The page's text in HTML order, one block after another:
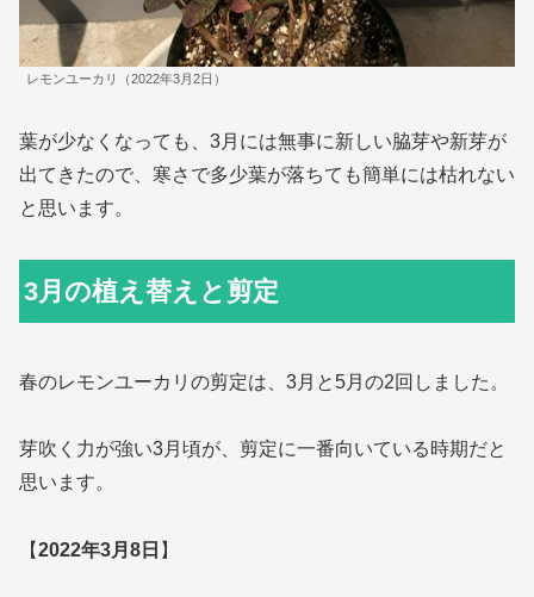
レモンユーカリ（2022年3月2日）
葉が少なくなっても、3月には無事に新しい脇芽や新芽が
出てきたので、寒さで多少葉が落ちても簡単には枯れない
と思います。
3月の植え替えと剪定
春のレモンユーカリの剪定は、3月と5月の2回しました。
芽吹く力が強い3月頃が、剪定に一番向いている時期だと
思います。
【2022年3月8日 】